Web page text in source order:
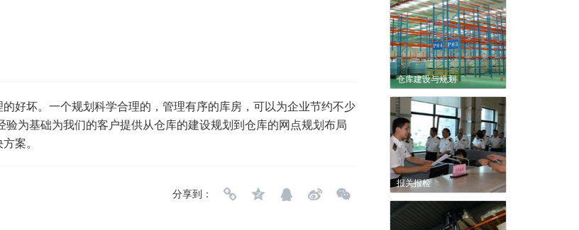
好坏。一个规划科学合理的，管理有序的库房，可以为企业节约不少
为基础为我们的客户提供从仓库的建设规划到仓库的网点规划布局
案。
分享到：
仓库建设与规划
报关报检